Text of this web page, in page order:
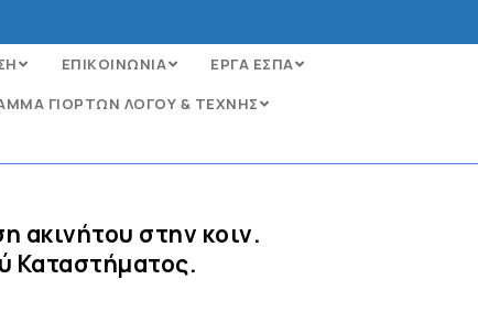
ΕΠΙΚΟΙΝΩΝΙΑ
ΕΡΓΑ ΕΣΠΑ
ΓΙΟΡΤΩΝ ΛΟΓΟΥ & ΤΕΧΝΗΣ
ακινήτου στην κοιν.
Καταστήματος.